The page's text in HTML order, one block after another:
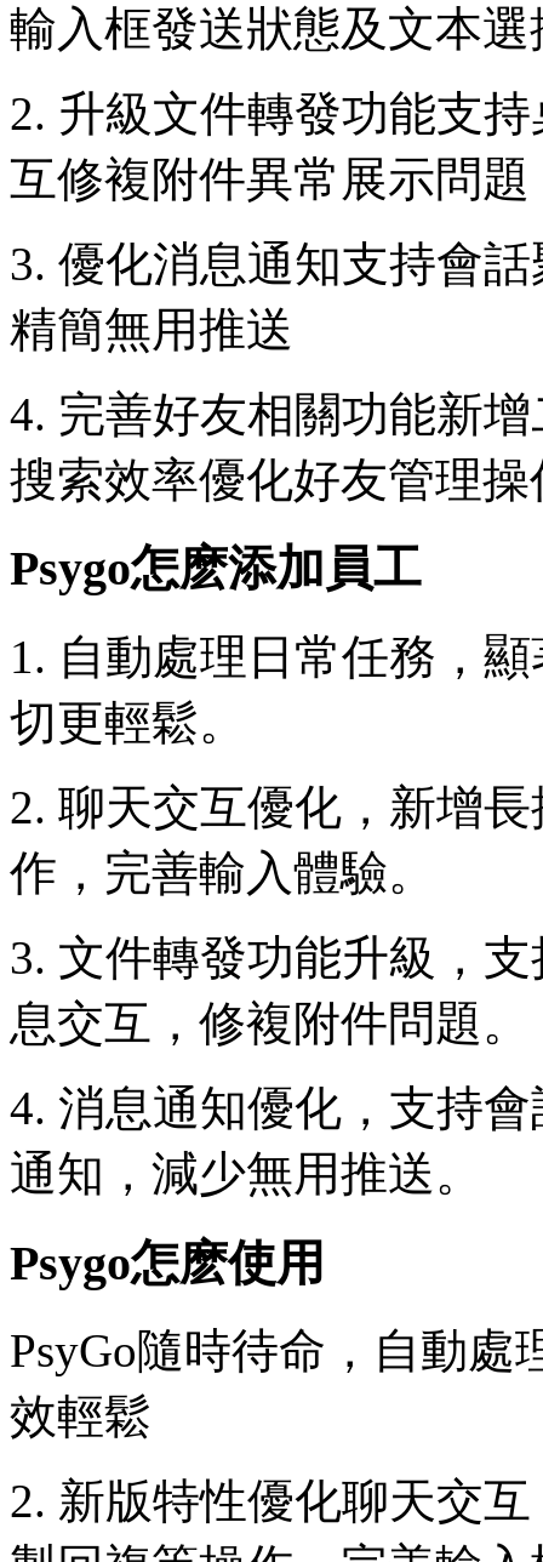
輸入框發送狀態及文本選
2. 升級文件轉發功能支
互修複附件異常展示問題
3. 優化消息通知支持會
精簡無用推送
4. 完善好友相關功能新
搜索效率優化好友管理操
Psygo怎麽添加員工
1. 自動處理日常任務，
切更輕鬆。
2. 聊天交互優化，新增
作，完善輸入體驗。
3. 文件轉發功能升級，
息交互，修複附件問題。
4. 消息通知優化，支持
通知，減少無用推送。
Psygo怎麽使用
PsyGo隨時待命，自動
效輕鬆
2. 新版特性優化聊天交